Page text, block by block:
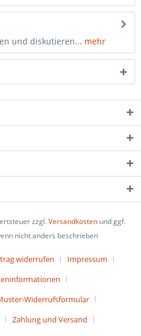
und diskutieren... mehr
zzgl.Versandkosten und ggf.
nicht anders beschrieben
widerrufen
Impressum
Widerrufsformular
Zahlung und Versand